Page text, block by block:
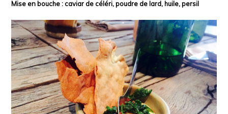
Mise en bouche : caviar de céléri, poudre de lard, huile, persil